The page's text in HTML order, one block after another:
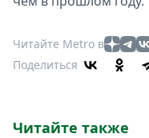
Читайте Metro в
Поделиться
Читайте также